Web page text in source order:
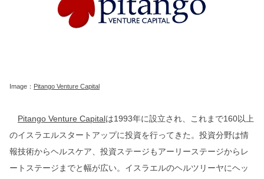
Image： Pitango Venture Capital
Pitango Venture Capitalは1993年に設立され、これまで160以上
のイスラエルスタートアップに投資を行ってきた。投資分野は情
報技術からヘルスケア、投資ステージもアーリーステージからレ
ートステージまでと幅が広い。イスラエルのヘルツリーヤにヘッ